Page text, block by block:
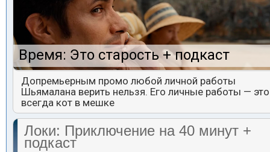
Время: Это старость + подкаст
Допремьерным промо любой личной работы
Шьямалана верить нельзя. Его личные работы — это
всегда кот в мешке
Локи: Приключение на 40 минут +
подкаст